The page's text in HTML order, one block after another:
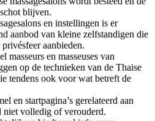
blijven.
en instellingen is er
aanbod van kleine zelfstandigen die
aanbieden.
en masseuses van
op de technieken van de Thaise
tendens ook voor wat betreft de
en startpagina’s gerelateerd aan
niet volledig of verouderd.